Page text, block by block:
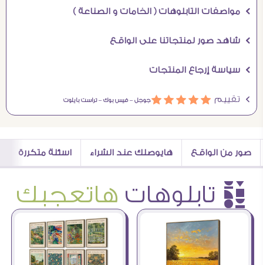
Ö مواصفات التابلوهات ( الخامات و الصناعة )
Ö شاهد صور لمنتجاتنا على الواقع
Ö سياسة إرجاع المنتجات
Ö تقييم áááááجوجل –فيس بوك –تراست بايلوت
صور من الواقع هايوصلك عند الشراء اسئلة متكررة
è تابلوهات هاتعجبك